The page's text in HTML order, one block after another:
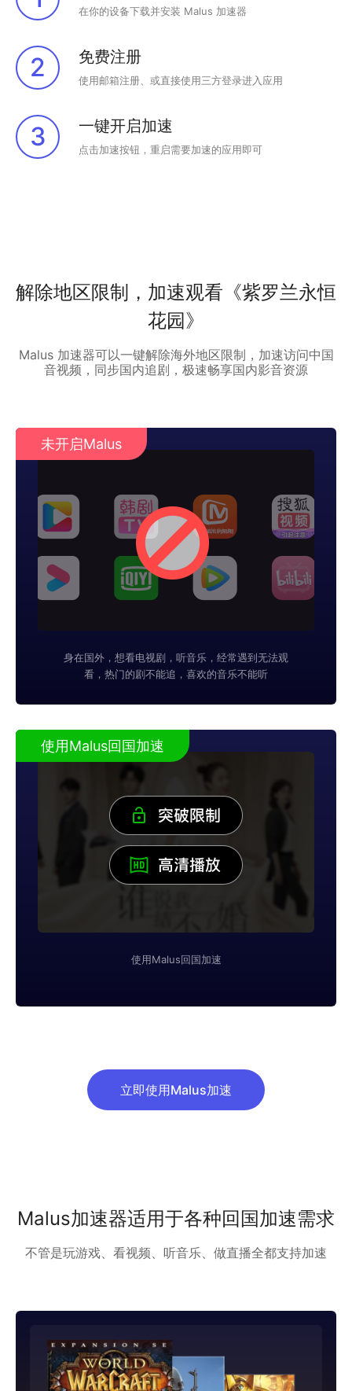
在你的设备下载并安装 Malus 加速器
2 免费注册
使用邮箱注册、或直接使用三方登录进入应用
3 一键开启加速
点击加速按钮，重启需要加速的应用即可
解除地区限制，加速观看《紫罗兰永恒
花园》
Malus 加速器可以一键解除海外地区限制，加速访问中国
音视频，同步国内追剧，极速畅享国内影音资源
未开启Malus
身在国外，想看电视剧，听音乐，经常遇到无法观
看，热门的剧不能追，喜欢的音乐不能听
使用Malus回国加速
使用Malus回国加速
立即使用Malus加速
Malus加速器适用于各种回国加速需求
不管是玩游戏、看视频、听音乐、做直播全都支持加速